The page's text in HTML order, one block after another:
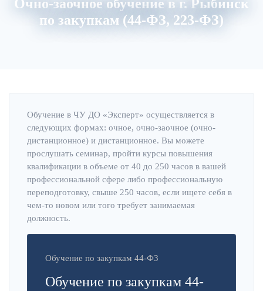
Очно-заочное обучение в г. Рыбинск
по закупкам (44-ФЗ, 223-ФЗ)
Обучение в ЧУ ДО «Эксперт» осуществляется в
следующих формах: очное, очно-заочное (очно-
дистанционное) и дистанционное. Вы можете
прослушать семинар, пройти курсы повышения
квалификации в объеме от 40 до 250 часов в вашей
профессиональной сфере либо профессиональную
переподготовку, свыше 250 часов, если ищете себя в
чем-то новом или того требует занимаемая
должность.
Обучение по закупкам 44-ФЗ
Обучение по закупкам 44-